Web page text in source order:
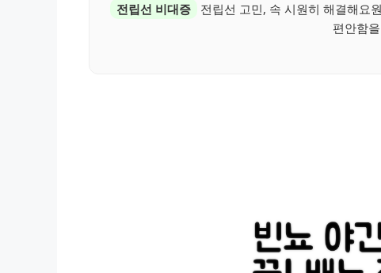
전립선 비대증
전립선 고민, 속 시원히 해결해요
편안함